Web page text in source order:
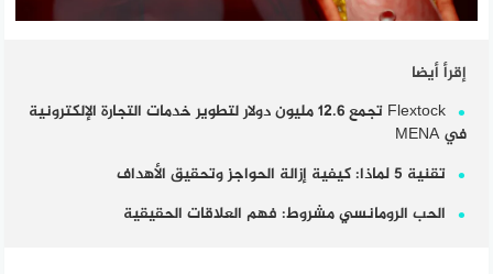
إقرأ أيضا
Flextock تجمع 12.6 مليون دولار لتطوير خدمات التجارة الإلكترونية
في MENA
تقنية 5 لماذا: كيفية إزالة الحواجز وتحقيق الأهداف
الحب الرومانسي مشروط: فهم العلاقات الحقيقية